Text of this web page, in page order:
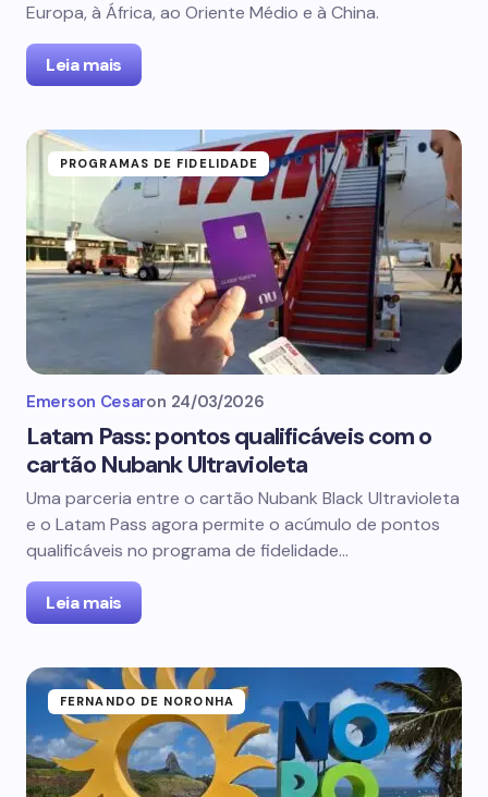
Europa, à África, ao Oriente Médio e à China.
Leia mais
PROGRAMAS DE FIDELIDADE
Emerson Cesaron 24/03/2026
Latam Pass: pontos qualificáveis com o
cartão Nubank Ultravioleta
Uma parceria entre o cartão Nubank Black Ultravioleta
e o Latam Pass agora permite o acúmulo de pontos
qualificáveis no programa de fidelidade…
Leia mais
FERNANDO DE NORONHA